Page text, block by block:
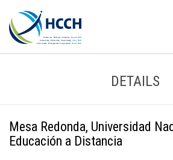
DETAILS
Mesa Redonda, Universidad
Educación a Distancia